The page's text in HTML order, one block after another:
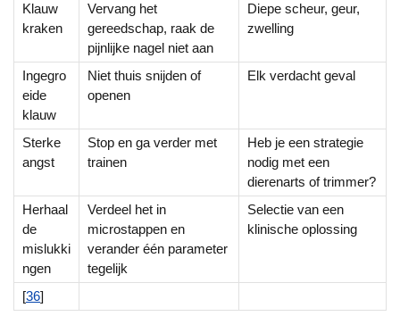
Klauw
kraken
Vervang het
gereedschap, raak de
pijnlijke nagel niet aan
Diepe scheur, geur,
zwelling
Ingegro
eide
klauw
Niet thuis snijden of
openen
Elk verdacht geval
Sterke
angst
Stop en ga verder met
trainen
Heb je een strategie
nodig met een
dierenarts of trimmer?
Herhaal
de
mislukki
ngen
Verdeel het in
microstappen en
verander één parameter
tegelijk
Selectie van een
klinische oplossing
[36]